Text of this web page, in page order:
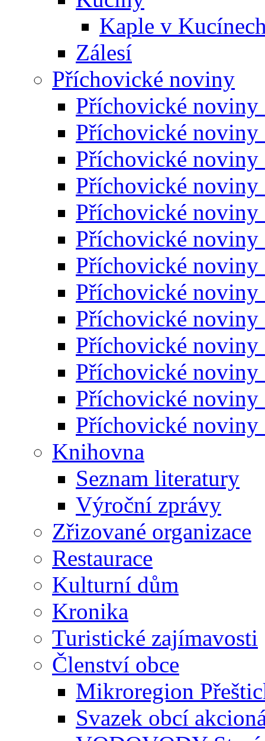
Kaple v
Zálesí
Příchovické noviny
Příchovické noviny
Příchovické noviny
Příchovické noviny
Příchovické noviny
Příchovické noviny
Příchovické noviny
Příchovické noviny
Příchovické noviny
Příchovické noviny
Příchovické noviny
Příchovické noviny
Příchovické noviny
Příchovické noviny
Knihovna
Seznam literatury
Výroční zprávy
Zřizované organizace
Restaurace
Kulturní dům
Kronika
Turistické zajímavosti
Členství obce
Mikroregion
Svazek obcí